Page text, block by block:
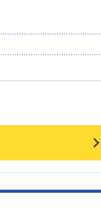
有効活用して稼いでみま
【日給保証・5,000円】
ます。 ※選べる勤務時間
間に関しましては要ご相
形態を選択でき、働きや
。18歳以上でやる気のある